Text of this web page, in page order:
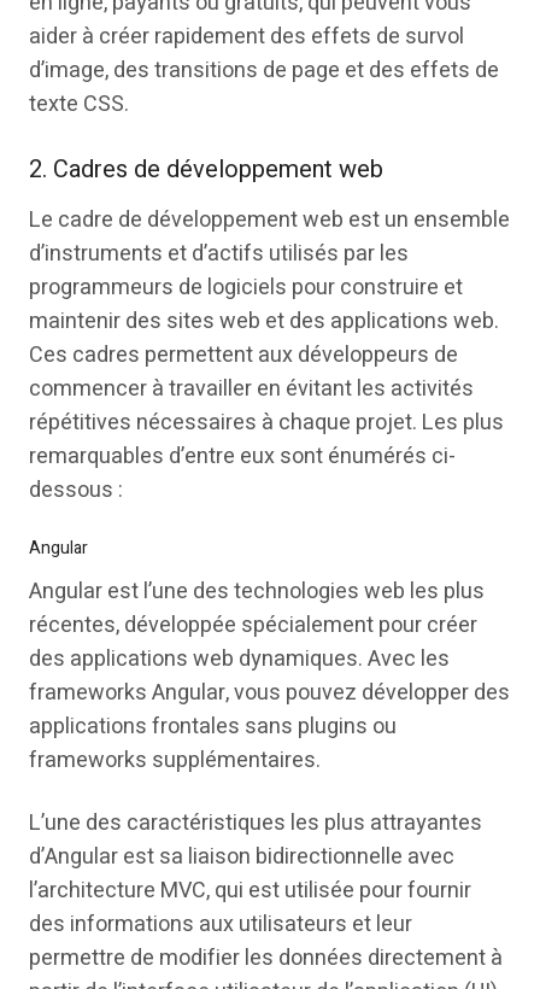
aider à créer rapidement des effets de survol
d’image, des transitions de page et des effets de
texte CSS.
2. Cadres de développement web
Le cadre de développement web est un ensemble
d’instruments et d’actifs utilisés par les
programmeurs de logiciels pour construire et
maintenir des sites web et des applications web.
Ces cadres permettent aux développeurs de
commencer à travailler en évitant les activités
répétitives nécessaires à chaque projet. Les plus
remarquables d’entre eux sont énumérés ci-
dessous :
Angular
Angular est l’une des technologies web les plus
récentes, développée spécialement pour créer
des applications web dynamiques. Avec les
frameworks Angular, vous pouvez développer des
applications frontales sans plugins ou
frameworks supplémentaires.
L’une des caractéristiques les plus attrayantes
d’Angular est sa liaison bidirectionnelle avec
l’architecture MVC, qui est utilisée pour fournir
des informations aux utilisateurs et leur
permettre de modifier les données directement à